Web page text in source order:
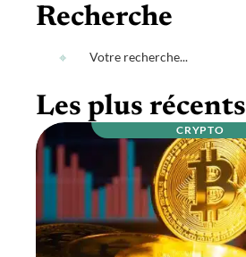
Recherche
Les plus récents
CRYPTO